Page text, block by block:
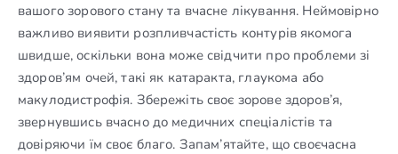
вашого зорового стану та вчасне лікування. Неймовірно
важливо виявити розпливчастість контурів якомога
швидше, оскільки вона може свідчити про проблеми зі
здоров’ям очей, такі як катаракта, глаукома або
макулодистрофія. Збережіть своє зорове здоров’я,
звернувшись вчасно до медичних спеціалістів та
довіряючи їм своє благо. Запам’ятайте, що своєчасна